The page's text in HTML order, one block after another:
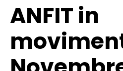
ANFIT in